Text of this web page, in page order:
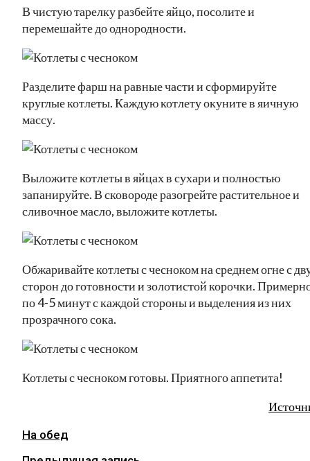
В чистую тарелку разбейте яйцо, посолите и
перемешайте до однородности.
Разделите фарш на равные части и сформируйте
круглые котлеты. Каждую котлету окуните в яичную
массу.
Выложите котлеты в яйцах в сухари и полностью
запанируйте. В сковороде разогрейте растительное и
сливочное масло, выложите котлеты.
Обжаривайте котлеты с чесноком на среднем огне с
сторон до готовности и золотистой корочки.
по 4-5 минут с каждой стороны и выделения из них
прозрачного сока.
Котлеты с чесноком готовы. Приятного аппетита!
На обед